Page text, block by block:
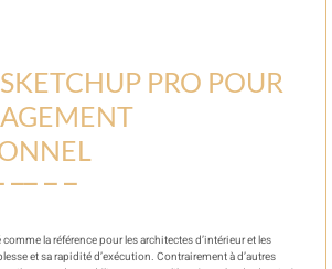
PRO POUR
la référence pour les architectes d’intérieur et les
et sa rapidité d’exécution. Contrairement à d’autres